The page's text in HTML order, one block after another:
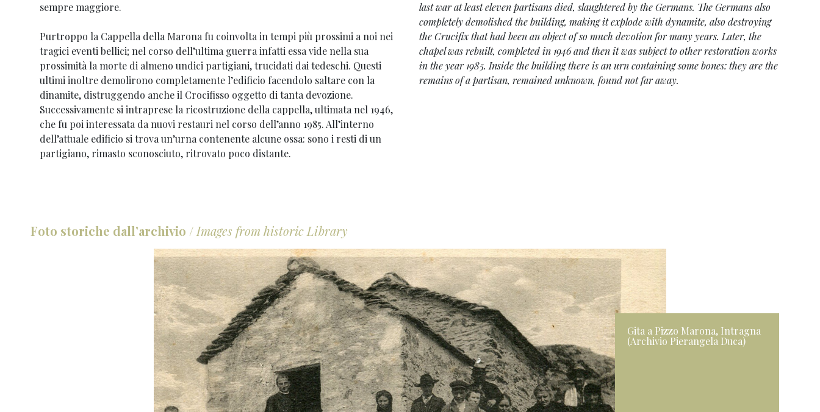
sempre maggiore.
Purtroppo la Cappella della Marona fu coinvolta in tempi più prossimi a noi nei
tragici eventi bellici; nel corso dell’ultima guerra infatti essa vide nella sua
prossimità la morte di almeno undici partigiani, trucidati dai tedeschi. Questi
ultimi inoltre demolirono completamente l’edificio facendolo saltare con la
dinamite, distruggendo anche il Crocifisso oggetto di tanta devozione.
Successivamente si intraprese la ricostruzione della cappella, ultimata nel 1946,
che fu poi interessata da nuovi restauri nel corso dell’anno 1985. All’interno
dell’attuale edificio si trova un’urna contenente alcune ossa: sono i resti di un
partigiano, rimasto sconosciuto, ritrovato poco distante.
last war at least eleven partisans died, slaughtered by the Germans. The Germans also
completely demolished the building, making it explode with dynamite, also destroying
the Crucifix that had been an object of so much devotion for many years. Later, the
chapel was rebuilt, completed in 1946 and then it was subject to other restoration works
in the year 1985. Inside the building there is an urn containing some bones: they are the
remains of a partisan, remained unknown, found not far away.
Foto storiche dall’archivio / Images from historic Library
Gita a Pizzo Marona, Intragna
(Archivio Pierangela Duca)